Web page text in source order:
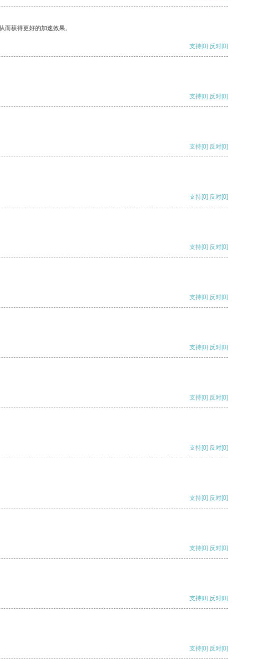
获得更好的加速效果。
支持[0] 反对[0]
支持[0] 反对[0]
支持[0] 反对[0]
支持[0] 反对[0]
支持[0] 反对[0]
支持[0] 反对[0]
支持[0] 反对[0]
支持[0] 反对[0]
支持[0] 反对[0]
支持[0] 反对[0]
支持[0] 反对[0]
支持[0] 反对[0]
支持[0] 反对[0]